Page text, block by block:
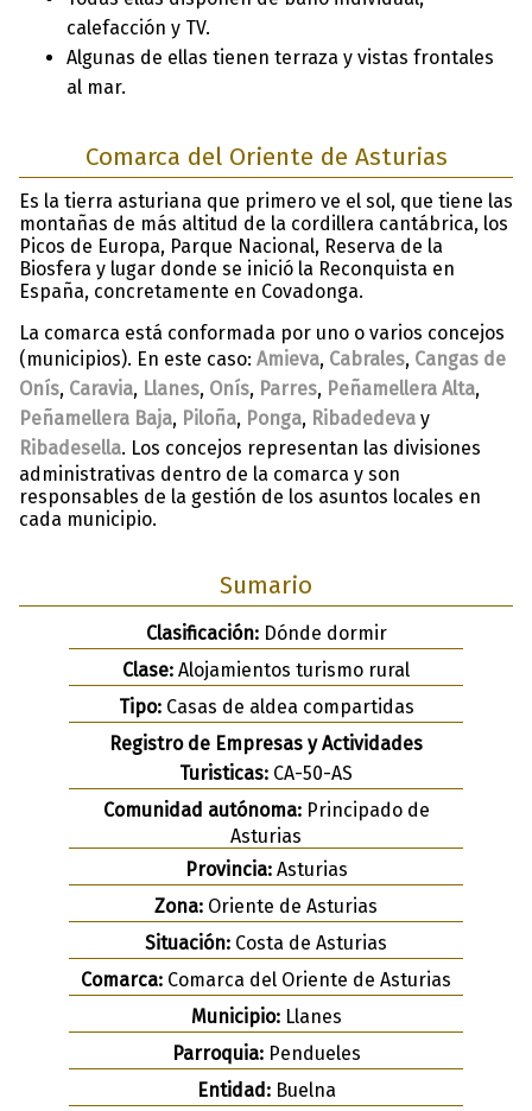
calefacción y TV.
Algunas de ellas tienen terraza y vistas frontales
al mar.
Comarca del Oriente de Asturias
Es la tierra asturiana que primero ve el sol, que tiene las
montañas de más altitud de la cordillera cantábrica, los
Picos de Europa, Parque Nacional, Reserva de la
Biosfera y lugar donde se inició la Reconquista en
España, concretamente en Covadonga.
La comarca está conformada por uno o varios concejos
(municipios). En este caso: Amieva, Cabrales, Cangas de
Onís, Caravia, Llanes, Onís, Parres, Peñamellera Alta,
Peñamellera Baja, Piloña, Ponga, Ribadedeva y
Ribadesella. Los concejos representan las divisiones
administrativas dentro de la comarca y son
responsables de la gestión de los asuntos locales en
cada municipio.
Sumario
Clasificación:Dónde dormir
Clase: Alojamientos turismo rural
Tipo:Casas de aldea compartidas
Registro de Empresas y Actividades
Turisticas: CA-50-AS
Comunidad autónoma:Principado de
Asturias
Provincia:Asturias
Zona: Oriente de Asturias
Situación: Costa de Asturias
Comarca: Comarca del Oriente de Asturias
Municipio:Llanes
Parroquia:Pendueles
Entidad:Buelna